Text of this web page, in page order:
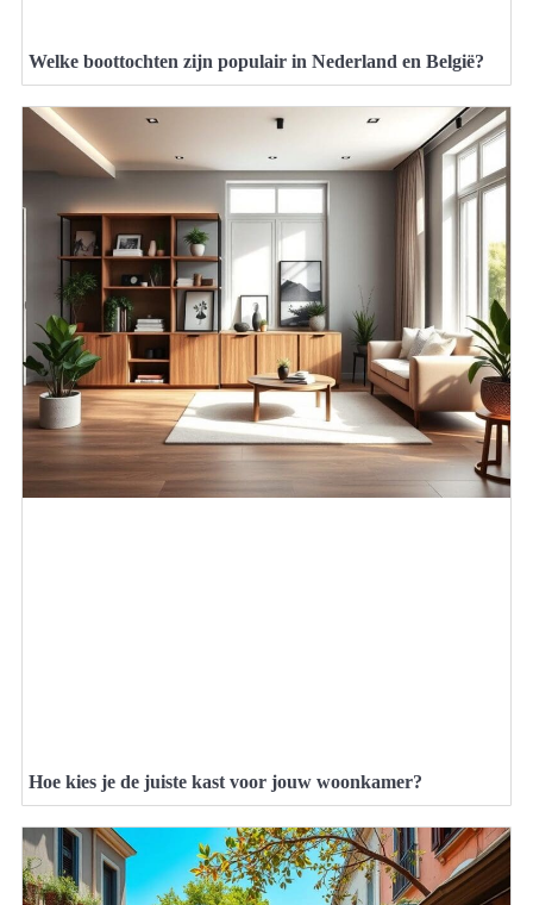
Welke boottochten zijn populair in Nederland en België?
Hoe kies je de juiste kast voor jouw woonkamer?